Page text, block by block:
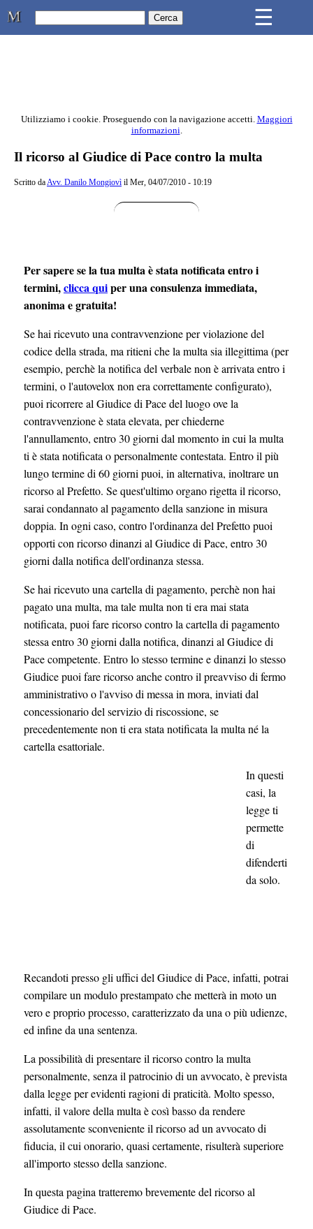
Studio Legale Mongiovì ☰
Contenuto principale della pagina
Utilizziamo i cookie. Proseguendo con la navigazione accetti. Maggiori
informazioni.
Il ricorso al Giudice di Pace contro la multa
Scritto daAvv. Danilo Mongiovì il Mer, 04/07/2010 - 10:19
Per sapere se la tua multa è stata notificata entro i
termini,clicca quiper una consulenza immediata,
anonima e gratuita!
Se hai ricevuto una contravvenzione per violazione del
codice della strada, ma ritieni che la multa sia illegittima (per
esempio, perchè la notifica del verbale non è arrivata entro i
termini, o l'autovelox non era correttamente configurato),
puoi ricorrere al Giudice di Pace del luogo ove la
contravvenzione è stata elevata, per chiederne
l'annullamento, entro 30 giorni dal momento in cui la multa
ti è stata notificata o personalmente contestata. Entro il più
lungo termine di 60 giorni puoi, in alternativa, inoltrare un
ricorso al Prefetto. Se quest'ultimo organo rigetta il ricorso,
sarai condannato al pagamento della sanzione in misura
doppia. In ogni caso, contro l'ordinanza del Prefetto puoi
opporti con ricorso dinanzi al Giudice di Pace, entro 30
giorni dalla notifica dell'ordinanza stessa.
Se hai ricevuto una cartella di pagamento, perchè non hai
pagato una multa, ma tale multa non ti era mai stata
notificata, puoi fare ricorso contro la cartella di pagamento
stessa entro 30 giorni dalla notifica, dinanzi al Giudice di
Pace competente. Entro lo stesso termine e dinanzi lo stesso
Giudice puoi fare ricorso anche contro il preavviso di fermo
amministrativo o l'avviso di messa in mora, inviati dal
concessionario del servizio di riscossione, se
precedentemente non ti era stata notificata la multa né la
cartella esattoriale.
In questi
casi, la
legge ti
permette
di
difenderti
da solo.
Recandoti presso gli uffici del Giudice di Pace, infatti, potrai
compilare un modulo prestampato che metterà in moto un
vero e proprio processo, caratterizzato da una o più udienze,
ed infine da una sentenza.
La possibilità di presentare il ricorso contro la multa
personalmente, senza il patrocinio di un avvocato, è prevista
dalla legge per evidenti ragioni di praticità. Molto spesso,
infatti, il valore della multa è così basso da rendere
assolutamente sconveniente il ricorso ad un avvocato di
fiducia, il cui onorario, quasi certamente, risulterà superiore
all'importo stesso della sanzione.
In questa pagina tratteremo brevemente del ricorso al
Giudice di Pace.